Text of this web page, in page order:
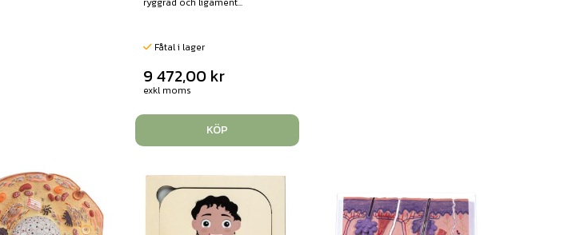
Fåtal i lager
9 472,00 kr
exkl moms
KÖP